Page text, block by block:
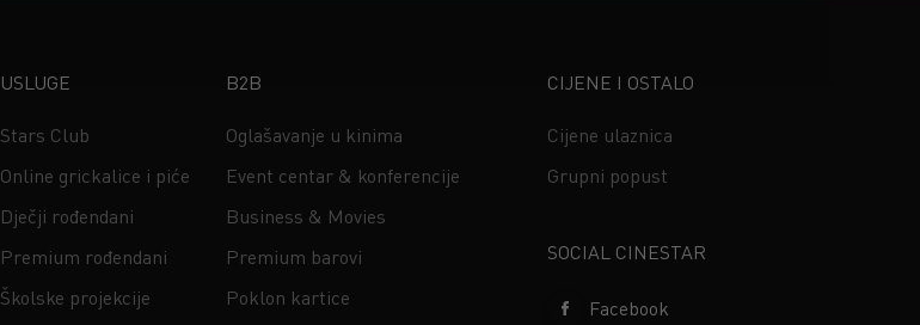
USLUGE
Stars Club
Online grickalice i piće
Dječji rođendani
Premium rođendani
Školske projekcije
B2B
Oglašavanje u kinima
Event centar & konferencije
Business & Movies
Premium barovi
Poklon kartice
CIJENE I OSTALO
Cijene ulaznica
Grupni popust
SOCIAL CINESTAR
Facebook